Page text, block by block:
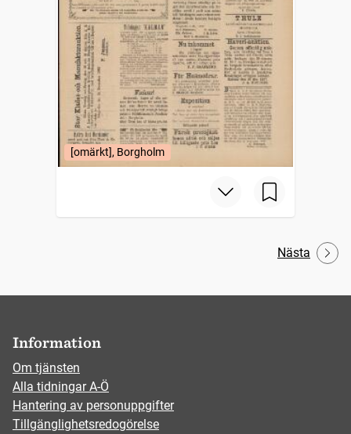
[omärkt], Borgholm
Nästa
Information
Om tjänsten
Alla tidningar A-Ö
Hantering av personuppgifter
Tillgänglighetsredogörelse